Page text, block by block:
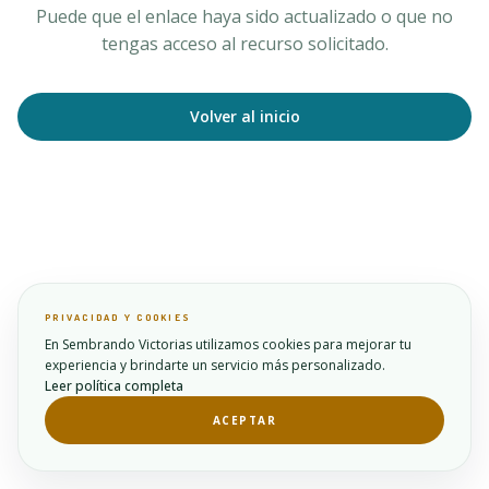
Puede que el enlace haya sido actualizado o que no
tengas acceso al recurso solicitado.
Volver al inicio
PRIVACIDAD Y COOKIES
En Sembrando Victorias utilizamos cookies para mejorar tu
experiencia y brindarte un servicio más personalizado.
Leer política completa
ACEPTAR